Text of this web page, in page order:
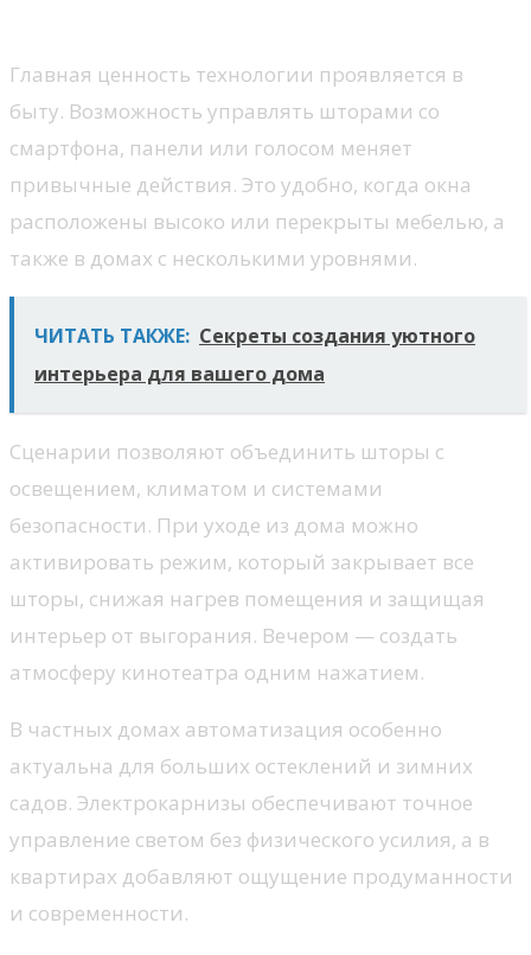
Главная ценность технологии проявляется в
быту. Возможность управлять шторами со
смартфона, панели или голосом меняет
привычные действия. Это удобно, когда окна
расположены высоко или перекрыты мебелью, а
также в домах с несколькими уровнями.
ЧИТАТЬ ТАКЖЕ: Секреты создания уютного
интерьера для вашего дома
Сценарии позволяют объединить шторы с
освещением, климатом и системами
безопасности. При уходе из дома можно
активировать режим, который закрывает все
шторы, снижая нагрев помещения и защищая
интерьер от выгорания. Вечером — создать
атмосферу кинотеатра одним нажатием.
В частных домах автоматизация особенно
актуальна для больших остеклений и зимних
садов. Электрокарнизы обеспечивают точное
управление светом без физического усилия, а в
квартирах добавляют ощущение продуманности
и современности.